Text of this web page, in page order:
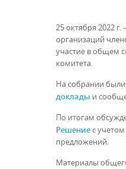
25 октября 2022 г.
организаций
участие в общем
комитета.
На собрании
доклады и
По итогам
Решениес
предложений.
Материалы